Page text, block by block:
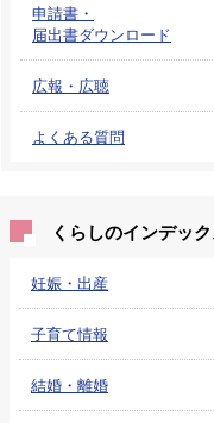
申請書・
届出書ダウンロード
広報・広聴
よくある質問
くらしのインデッ
妊娠・出産
子育て情報
結婚・離婚